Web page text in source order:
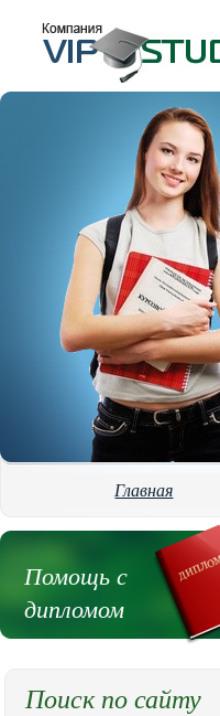
Главная
Помощь с
дипломом
Поиск по сайту